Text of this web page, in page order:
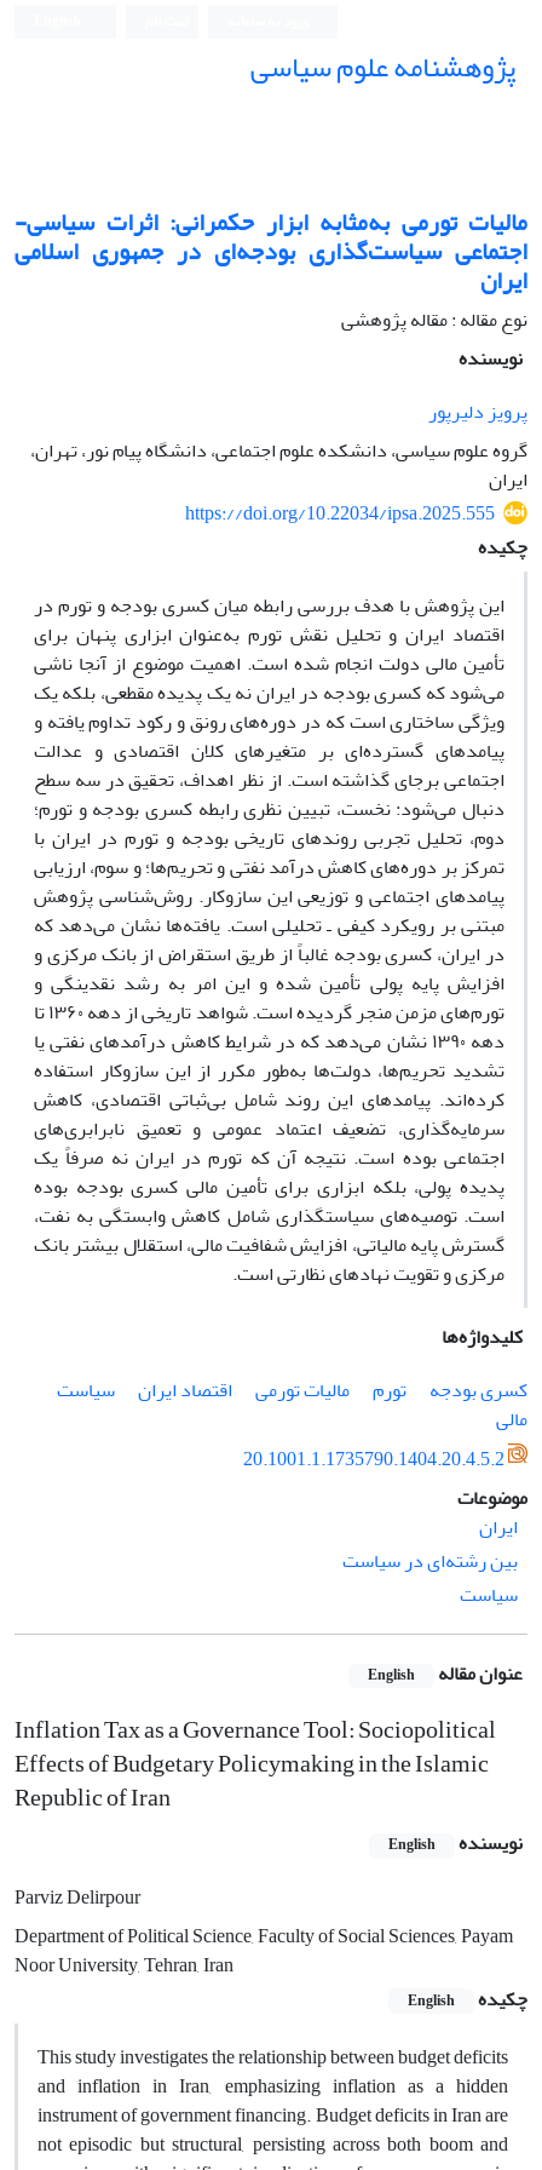
پژوهشنامه علوم سیاسی
مالیات تورمی به‌مثابه ابزار حکمرانی: اثرات سیاسی-
اجتماعی سیاست‌گذاری بودجه‌ای در جمهوری اسلامی
ایران
نوع مقاله : مقاله پژوهشی
نویسنده
پرویز دلیرپور
گروه علوم سیاسی، دانشکده علوم اجتماعی، دانشگاه پیام نور، تهران،
ایران
https://doi.org/10.22034/ipsa.2025.555
چکیده
این پژوهش با هدف بررسی رابطه میان کسری بودجه و تورم در
اقتصاد ایران و تحلیل نقش تورم به‌عنوان ابزاری پنهان برای
تأمین مالی دولت انجام شده است. اهمیت موضوع از آنجا ناشی
می‌شود که کسری بودجه در ایران نه یک پدیده مقطعی، بلکه یک
ویژگی ساختاری است که در دوره‌های رونق و رکود تداوم یافته و
پیامدهای گسترده‌ای بر متغیرهای کلان اقتصادی و عدالت
اجتماعی برجای گذاشته است. از نظر اهداف، تحقیق در سه سطح
دنبال می‌شود: نخست، تبیین نظری رابطه کسری بودجه و تورم؛
دوم، تحلیل تجربی روندهای تاریخی بودجه و تورم در ایران با
تمرکز بر دوره‌های کاهش درآمد نفتی و تحریم‌ها؛ و سوم، ارزیابی
پیامدهای اجتماعی و توزیعی این سازوکار. روش‌شناسی پژوهش
مبتنی بر رویکرد کیفی ـ تحلیلی است. یافته‌ها نشان می‌دهد که
در ایران، کسری بودجه غالباً از طریق استقراض از بانک مرکزی و
افزایش پایه پولی تأمین شده و این امر به رشد نقدینگی و
تورم‌های مزمن منجر گردیده است. شواهد تاریخی از دهه ۱۳۶۰ تا
دهه ۱۳۹۰ نشان می‌دهد که در شرایط کاهش درآمدهای نفتی یا
تشدید تحریم‌ها، دولت‌ها به‌طور مکرر از این سازوکار استفاده
کرده‌اند. پیامدهای این روند شامل بی‌ثباتی اقتصادی، کاهش
سرمایه‌گذاری، تضعیف اعتماد عمومی و تعمیق نابرابری‌های
اجتماعی بوده است. نتیجه آن که تورم در ایران نه صرفاً یک
پدیده پولی، بلکه ابزاری برای تأمین مالی کسری بودجه بوده
است. توصیه‌های سیاستگذاری شامل کاهش وابستگی به نفت،
گسترش پایه مالیاتی، افزایش شفافیت مالی، استقلال بیشتر بانک
مرکزی و تقویت نهادهای نظارتی است.
کلیدواژه‌ها
کسری بودجه
تورم مالیات تورمی اقتصاد ایران
سیاست
مالی
20.1001.1.1735790.1404.20.4.5.2
موضوعات
ایران
بین رشته‌ای در سیاست
سیاست
عنوان مقاله English
Inflation Tax as a Governance Tool: Sociopolitical
Effects of Budgetary Policymaking in the Islamic
Republic of Iran
نویسنده English
Parviz Delirpour
Department of Political Science, Faculty of Social Sciences, Payam
Noor University, Tehran, Iran
چکیده
English
This study investigates the relationship between budget deficits
and inflation in Iran, emphasizing inflation as a hidden
instrument of government financing. Budget deficits in Iran are
not episodic but structural, persisting across both boom and